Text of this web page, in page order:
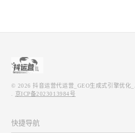
© 2026抖音运营代运营_GEO生成式引擎优化
京ICP备2023013984号
快捷导航